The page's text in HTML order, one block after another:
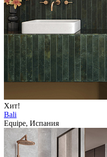
Хит!
Bali
Equipe, Испания